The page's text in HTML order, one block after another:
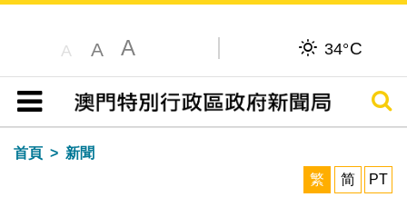
A A A 34°C
目錄
搜尋
首頁
新聞
繁
简 PT